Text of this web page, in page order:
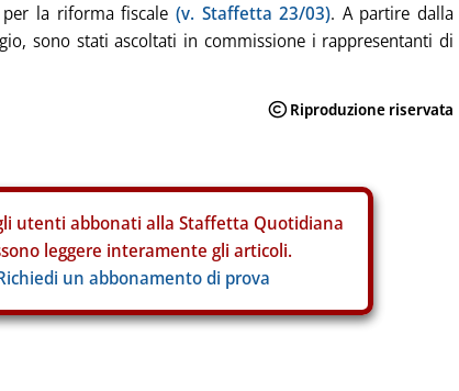
la riforma fiscale (v. Staffetta 23/03). A partire dalla
sono stati ascoltati in commissione i rappresentanti di
utenti abbonati alla Staffetta Quotidiana
leggere interamente gli articoli.
un abbonamento di prova